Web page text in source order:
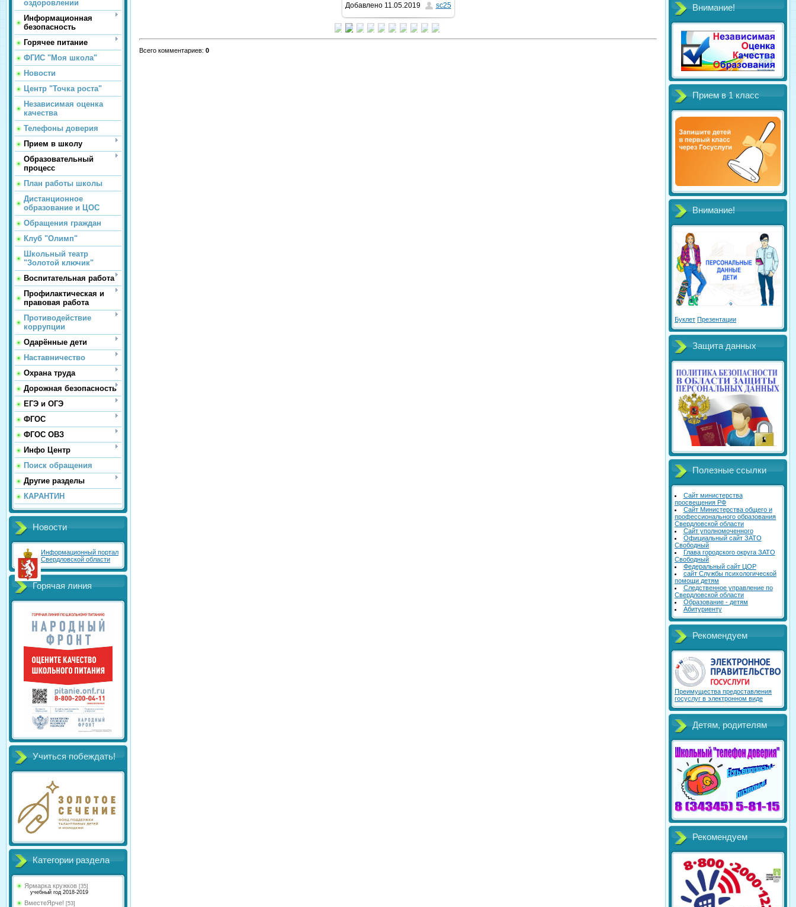
оздоровлении
Информационная
безопасность
Горячее питание
ФГИС "Моя школа"
Новости
Центр "Точка роста"
Независимая оценка
качества
Телефоны доверия
Прием в школу
Образовательный
процесс
План работы школы
Дистанционное
образование и ЦОС
Обращения граждан
Клуб "Олимп"
Школьный театр
"Золотой ключик"
Воспитательная работа
Профилактическая и
правовая работа
Противодействие
коррупции
Одарённые дети
Наставничество
Охрана труда
Дорожная безопасность
ЕГЭ и ОГЭ
ФГОС
ФГОС ОВЗ
Инфо Центр
Поиск обращения
Другие разделы
КАРАНТИН
Новости
Информационный портал
Свердловской области
Горячая линия
Учиться побеждать!
Категории раздела
Ярмарка кружков [35]
учебный год 2018-2019
ВместеЯрче! [53]
1024x768/ 78.3Kb
Добавлено11.05.2019 sc25
Всего комментариев: 0
Внимание!
Прием в 1 класс
Внимание!
Буклет Презентации
Защита данных
Полезные ссылки
Сайт министерства
просвещения РФ
Сайт Министерства общего и
профессионального образования
Свердловской области
Сайт уполномоченного
Официальный сайт ЗАТО
Свободный
Глава городского округа ЗАТО
Свободный
Федеральный сайт ЦОР
сайт Службы психологической
помощи детям
Следственное управление по
Свердловской области
Образование - детям
Абитуриенту
Рекомендуем
Преимущества предоставления
госуслуг в электронном виде
Детям, родителям
Рекомендуем